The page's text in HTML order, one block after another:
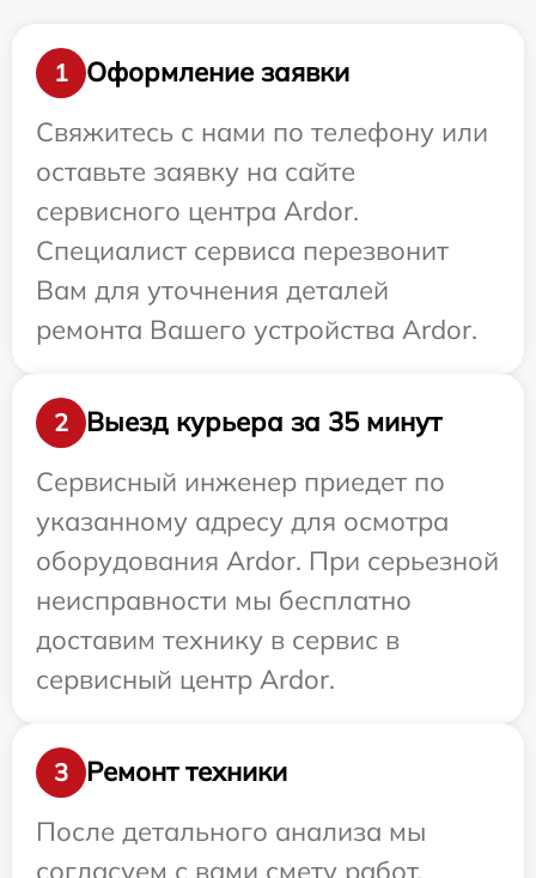
1
Оформление заявки
Свяжитесь с нами по телефону или
оставьте заявку на сайте
сервисного центра Ardor.
Специалист сервиса перезвонит
Вам для уточнения деталей
ремонта Вашего устройства Ardor.
2
Выезд курьера за 35 минут
Сервисный инженер приедет по
указанному адресу для осмотра
оборудования Ardor. При серьезной
неисправности мы бесплатно
доставим технику в сервис в
сервисный центр Ardor.
3
Ремонт техники
После детального анализа мы
согласуем с вами смету работ,